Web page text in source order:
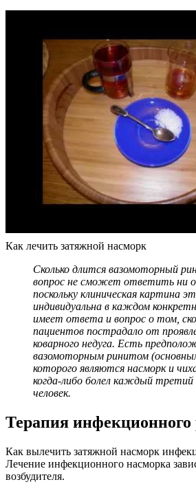
Как лечить затяжной насморк
Сколько длится вазомоторный
вопрос не сможет ответить ни
поскольку клиническая картина
индивидуальна в каждом
имеет ответа и вопрос о том,
пациентов пострадало от
коварного недуга. Есть
вазомоторным ринитом
которого являются насморк и
когда-либо болел каждый третий
человек.
Терапия инфекционного
Как вылечить затяжной насморк
Лечение инфекционного насморка
возбудителя.